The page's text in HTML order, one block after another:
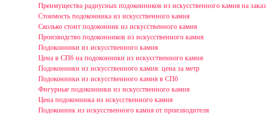
Преимущества радиусных подоконников из искусственного камня на заказ
Стоимость подоконника из искусственного камня
Сколько стоит подоконник из искусственного камня
Производство подоконников из искусственного камня
Подоконники из искусственного камня
Цена в СПб на подоконники из искусственного камня
Подоконники из искусственного камня: цена за метр
Подоконники из искусственного камня в СПб
Фигурные подоконники из искусственного камня
Цена подоконника из искусственного камня
Подоконник из искусственного камня от производителя